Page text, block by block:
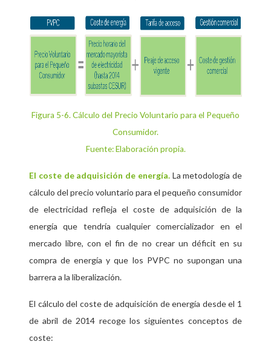
Figura 5-6. Cálculo del Precio Voluntario para el Pequeño
Consumidor.
Fuente: Elaboración propia.
El coste de adquisición de energía. La metodología de
cálculo del precio voluntario para el pequeño consumidor
de electricidad refleja el coste de adquisición de la
energía que tendría cualquier comercializador en el
mercado libre, con el fin de no crear un déficit en su
compra de energía y que los PVPC no supongan una
barrera a la liberalización.
El cálculo del coste de adquisición de energía desde el 1
de abril de 2014 recoge los siguientes conceptos de
coste: